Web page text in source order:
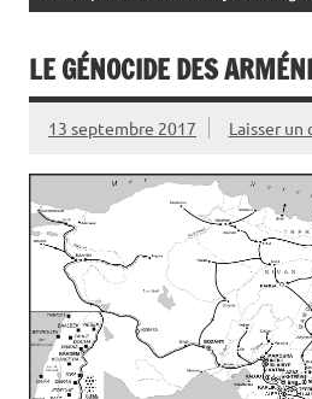
LE GÉNOCIDE DES
13 septembre 2017 Laisser